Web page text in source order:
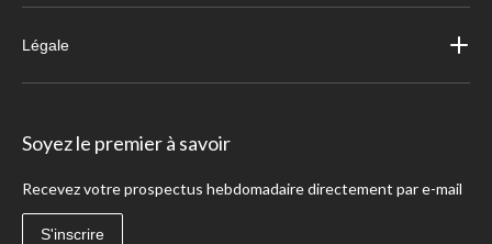
Légale
Soyez le premier à savoir
Recevez votre prospectus hebdomadaire directement par e-mail
S'inscrire